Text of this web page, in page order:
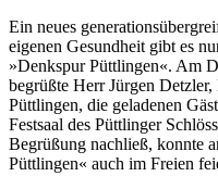
Ein neues
eigenen Gesundheit gibt es
»Denkspur Püttlingen«. Am
begrüßte Herr Jürgen
Püttlingen, die geladenen
Festsaal des Püttlinger
Begrüßung nachließ, konnte
Püttlingen« auch im Freien